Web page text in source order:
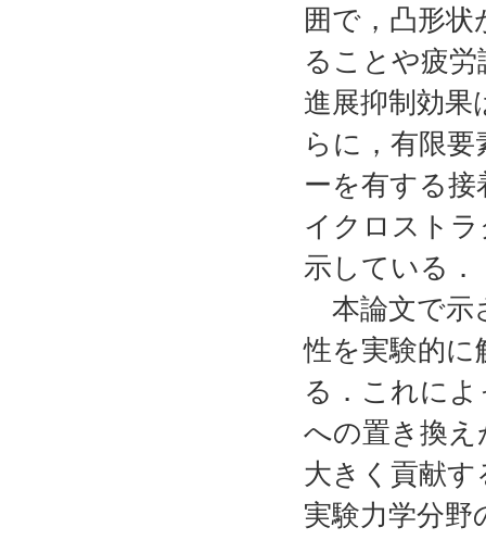
囲で，凸形
ることや疲
進展抑制効
らに，有限
ーを有する接
イクロスト
示している．
本論文で示
性を実験的に
る．これに
への置き換え
大きく貢献
実験力学分野